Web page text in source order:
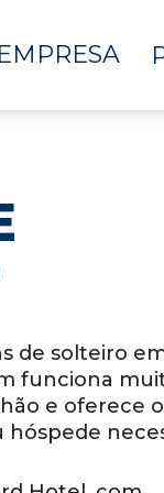
de solteiro
funciona
e oferece o